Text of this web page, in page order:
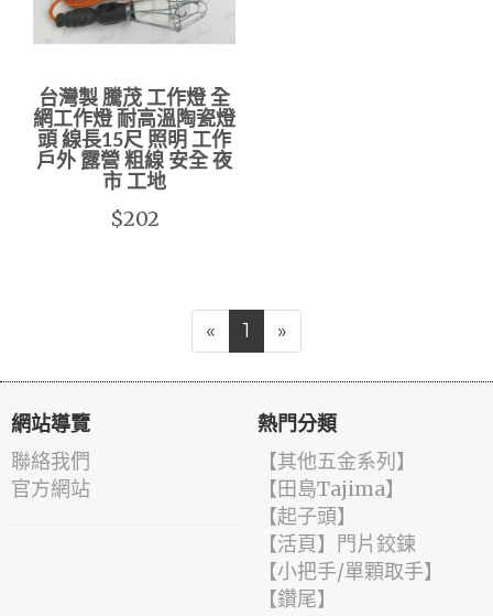
台灣製 騰茂 工作燈 全
網工作燈 耐高溫陶瓷燈
頭 線長15尺 照明 工作
戶外 露營 粗線 安全 夜
市 工地
$202
« 1 »
網站導覽
聯絡我們
官方網站
熱門分類
【其他五金系列】
【田島Tajima】
【起子頭】
【活頁】門片鉸鍊
【小把手/單顆取手】
【鑽尾】